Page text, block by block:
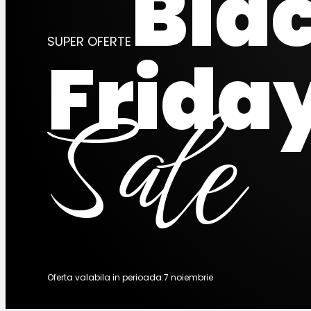
SUPER OFERTE
Sale PANA
Oferta valabila in perioada:7 noiembrie